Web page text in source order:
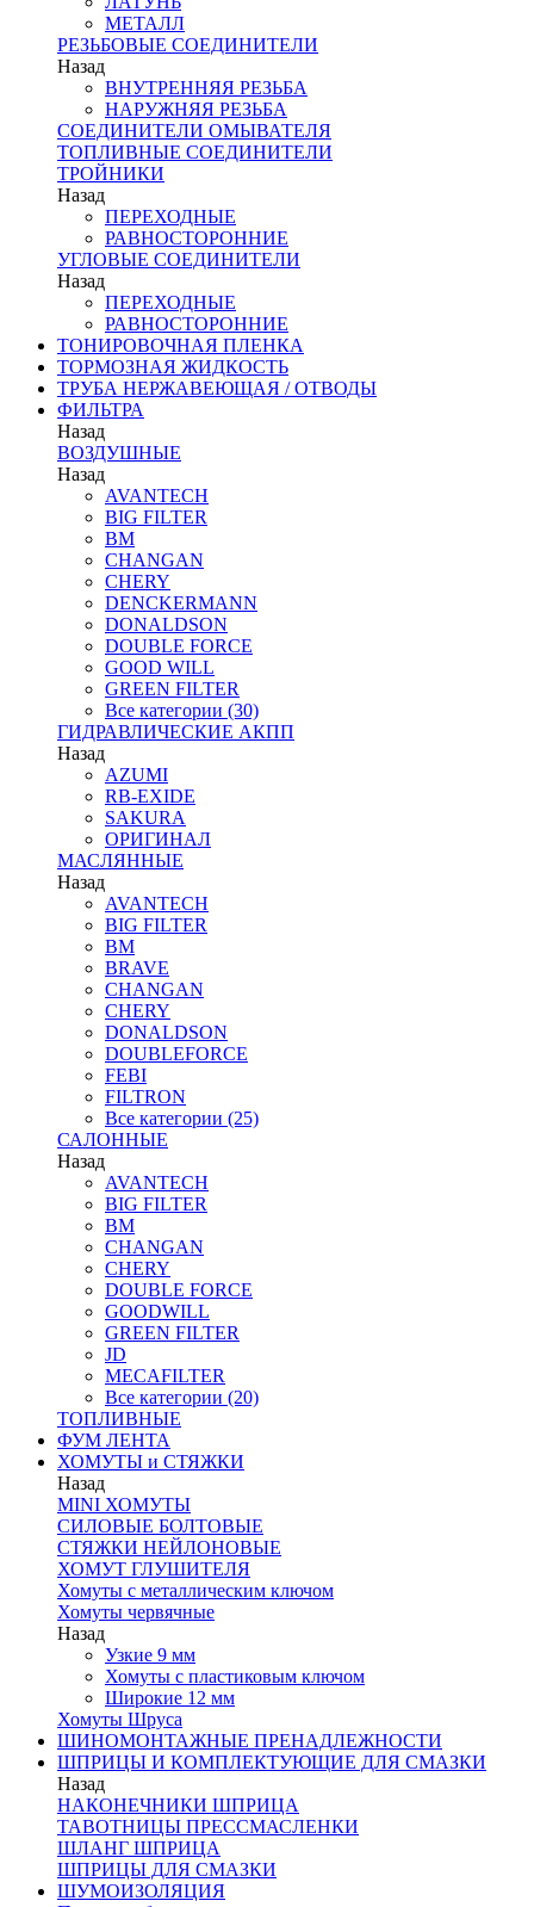
МЕТАЛЛ
РЕЗЬБОВЫЕ СОЕДИНИТЕЛИ
Назад
ВНУТРЕННЯЯ РЕЗЬБА
НАРУЖНЯЯ РЕЗЬБА
СОЕДИНИТЕЛИ ОМЫВАТЕЛЯ
ТОПЛИВНЫЕ СОЕДИНИТЕЛИ
ТРОЙНИКИ
Назад
ПЕРЕХОДНЫЕ
РАВНОСТОРОННИЕ
УГЛОВЫЕ СОЕДИНИТЕЛИ
Назад
ПЕРЕХОДНЫЕ
РАВНОСТОРОННИЕ
ТОНИРОВОЧНАЯ ПЛЕНКА
ТОРМОЗНАЯ ЖИДКОСТЬ
ТРУБА НЕРЖАВЕЮЩАЯ / ОТВОДЫ
ФИЛЬТРА
Назад
ВОЗДУШНЫЕ
Назад
AVANTECH
BIG FILTER
BM
CHANGAN
CHERY
DENCKERMANN
DONALDSON
DOUBLE FORCE
GOOD WILL
GREEN FILTER
Все категории (30)
ГИДРАВЛИЧЕСКИЕ АКПП
Назад
AZUMI
RB-EXIDE
SAKURA
ОРИГИНАЛ
МАСЛЯННЫЕ
Назад
AVANTECH
BIG FILTER
BM
BRAVE
CHANGAN
CHERY
DONALDSON
DOUBLEFORCE
FEBI
FILTRON
Все категории (25)
САЛОННЫЕ
Назад
AVANTECH
BIG FILTER
BM
CHANGAN
CHERY
DOUBLE FORCE
GOODWILL
GREEN FILTER
JD
MECAFILTER
Все категории (20)
ТОПЛИВНЫЕ
ФУМ ЛЕНТА
ХОМУТЫ и СТЯЖКИ
Назад
MINI ХОМУТЫ
СИЛОВЫЕ БОЛТОВЫЕ
СТЯЖКИ НЕЙЛОНОВЫЕ
ХОМУТ ГЛУШИТЕЛЯ
Хомуты с металлическим ключом
Хомуты червячные
Назад
Узкие 9 мм
Хомуты с пластиковым ключом
Широкие 12 мм
Хомуты Шруса
ШИНОМОНТАЖНЫЕ ПРЕНАДЛЕЖНОСТИ
ШПРИЦЫ И КОМПЛЕКТУЮЩИЕ ДЛЯ СМАЗКИ
Назад
НАКОНЕЧНИКИ ШПРИЦА
ТАВОТНИЦЫ ПРЕССМАСЛЕНКИ
ШЛАНГ ШПРИЦА
ШПРИЦЫ ДЛЯ СМАЗКИ
ШУМОИЗОЛЯЦИЯ